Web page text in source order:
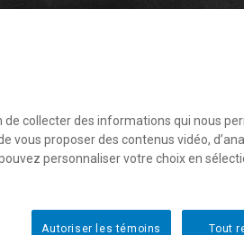
Sabourin
de collecter des informations qui nous
vous proposer des contenus vidéo,
personnaliser votre choix en
Tout
Autoriser les témoins